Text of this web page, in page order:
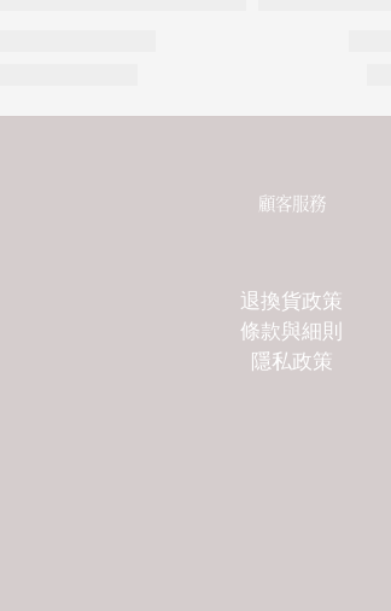
顧客服務
退換貨政策
條款與細則
隱私政策